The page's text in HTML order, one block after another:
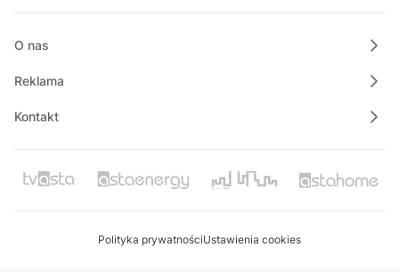
O nas
Reklama
Kontakt
Polityka prywatnościUstawienia cookies